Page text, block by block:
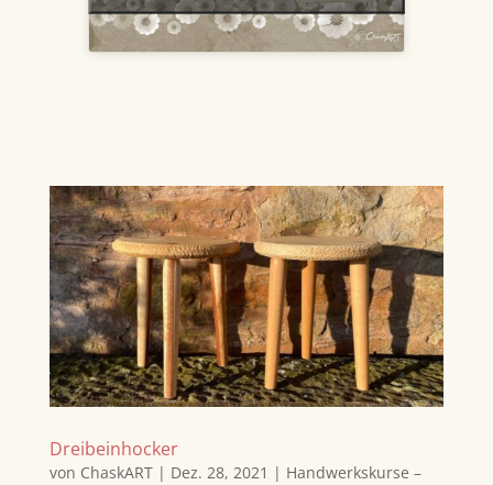
Dreibeinhocker
von ChaskART| Dez. 28, 2021 | Handwerkskurse –